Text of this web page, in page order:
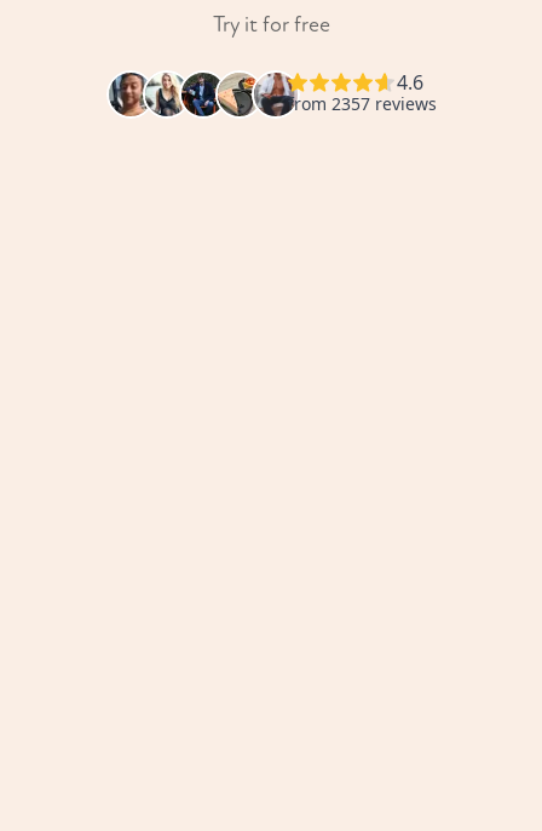
Try it for free